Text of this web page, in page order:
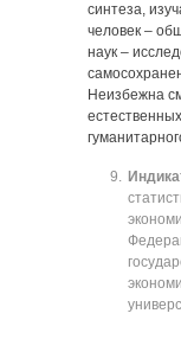
синтеза,
человек ‒
наук ‒
Неизбежна